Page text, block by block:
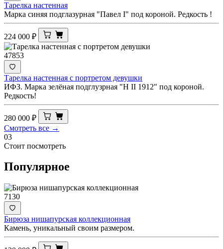
Тарелка настенная
Марка синяя подглазурная "Павел I" под короной. Редкость !
224 000 ₽
47853
Тарелка настенная с портретом девушки
ИФЗ. Марка зелёная подглузрная "Н II 1912" под короной.
Редкость!
280 000 ₽
Смотреть все →
03
Стоит посмотреть
Популярное
7130
Бирюза нишапурская коллекционная
Камень, уникальный своим размером.